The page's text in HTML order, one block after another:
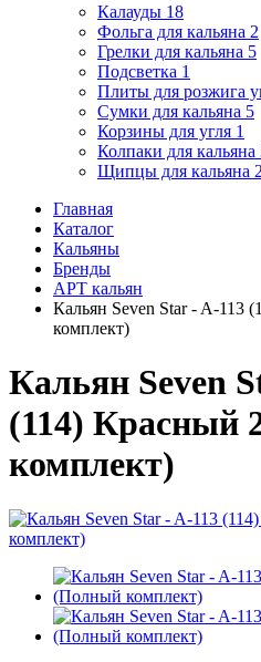
Калауды 18
Фольга для кальяна 2
Грелки для кальяна 5
Подсветка 1
Плиты для розжига
Сумки для кальяна 5
Корзины для угля 1
Колпаки для кальяна
Щипцы для кальяна
Главная
Каталог
Кальяны
Бренды
АРТ кальян
Кальян Seven Star - A-
комплект)
Кальян Seven
(114) Красный
комплект)